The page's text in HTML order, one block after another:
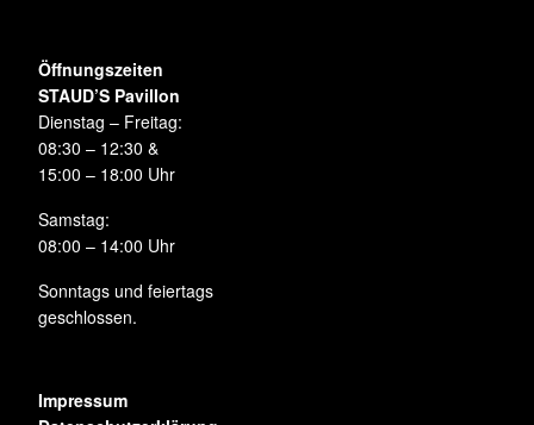
Öffnungszeiten
STAUD’S Pavillon
Dienstag – Freitag:
08:30 – 12:30 &
15:00 – 18:00 Uhr
Samstag:
08:00 – 14:00 Uhr
Sonntags und feiertags
geschlossen.
Impressum